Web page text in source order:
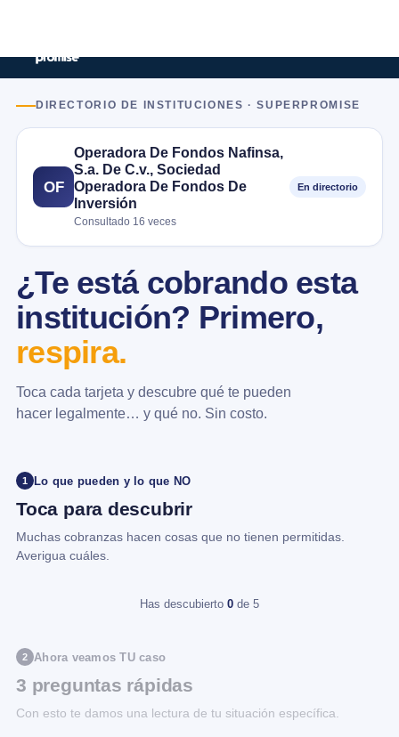
DIRECTORIO DE INSTITUCIONES · SUPERPROMISE
OF
Operadora De Fondos Nafinsa,
S.a. De C.v., Sociedad
Operadora De Fondos De
Inversión
Consultado 16 veces
En directorio
¿Te está cobrando esta
institución? Primero,
respira.
Toca cada tarjeta y descubre qué te pueden
hacer legalmente… y qué no. Sin costo.
1 Lo que pueden y lo que NO
Toca para descubrir
Muchas cobranzas hacen cosas que no tienen permitidas.
Averigua cuáles.
Has descubierto 0 de 5
2 Ahora veamos TU caso
3 preguntas rápidas
Con esto te damos una lectura de tu situación específica.